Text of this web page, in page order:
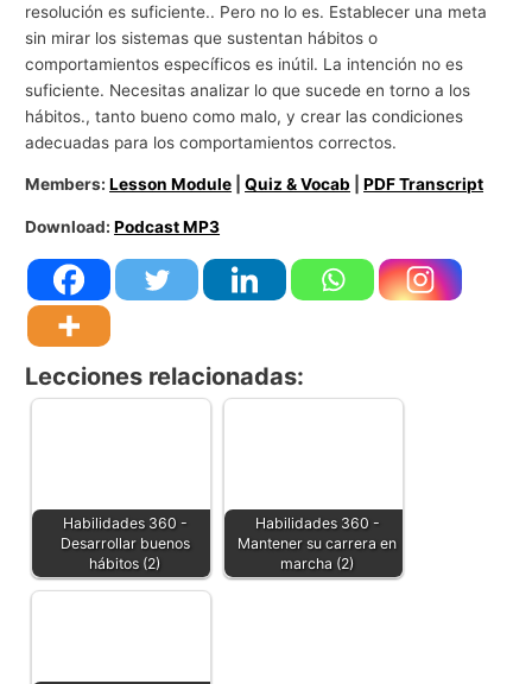
resolución es suficiente.. Pero no lo es. Establecer una meta
sin mirar los sistemas que sustentan hábitos o
comportamientos específicos es inútil. La intención no es
suficiente. Necesitas analizar lo que sucede en torno a los
hábitos., tanto bueno como malo, y crear las condiciones
adecuadas para los comportamientos correctos.
Members:Lesson Module |Quiz & Vocab |PDF Transcript
Download:Podcast MP3
Lecciones relacionadas:
Habilidades 360 -
Desarrollar buenos
hábitos (2)
Habilidades 360 -
Mantener su carrera en
marcha (2)